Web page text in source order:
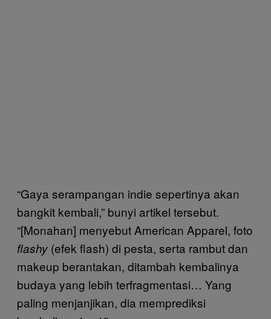
“Gaya serampangan indie sepertinya akan
bangkit kembali,” bunyi artikel tersebut.
“[Monahan] menyebut American Apparel, foto
flashy (efek flash) di pesta, serta rambut dan
makeup berantakan, ditambah kembalinya
budaya yang lebih terfragmentasi… Yang
paling menjanjikan, dia memprediksi